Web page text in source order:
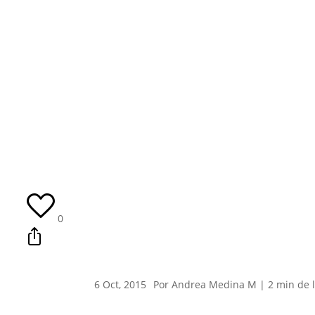
0
6 Oct, 2015 Por Andrea Medina M |2 min de